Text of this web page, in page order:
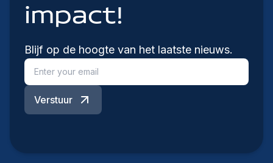
impact!
Blijf op de hoogte van het laatste nieuws.
Verstuur